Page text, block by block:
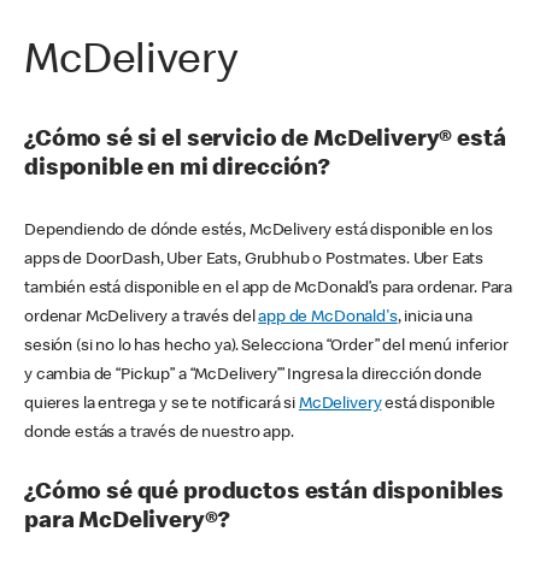
McDelivery
¿Cómo sé si el servicio de McDelivery® está
disponible en mi dirección?
Dependiendo de dónde estés, McDelivery está disponible en los
apps de DoorDash, Uber Eats, Grubhub o Postmates. Uber Eats
también está disponible en el app de McDonald’s para ordenar. Para
ordenar McDelivery a través delapp de McDonald's, inicia una
sesión (si no lo has hecho ya). Selecciona “Order” del menú inferior
y cambia de “Pickup” a “McDelivery’” Ingresa la dirección donde
quieres la entrega y se te notificará si McDeliveryestá disponible
donde estás a través de nuestro app.
¿Cómo sé qué productos están disponibles
para McDelivery®?